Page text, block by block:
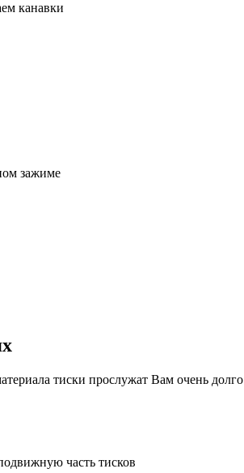
канавки
зажиме
тиски прослужат Вам очень
часть тисков